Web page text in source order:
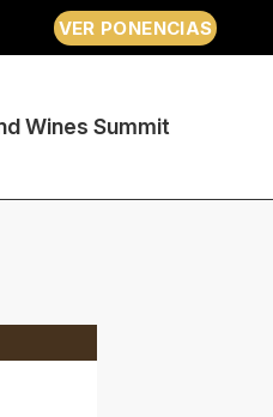
VER PONENCIAS
Wines Summit